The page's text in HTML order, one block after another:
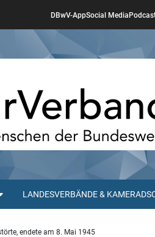
DBwV-AppSocial Media
LANDESVERBÄNDE &
endete am 8. Mai 1945